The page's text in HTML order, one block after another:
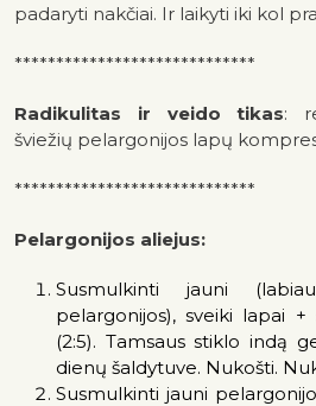
padaryti nakčiai. Ir laikyti iki kol
*****************************
Radikulitas ir veido tikas:
šviežių pelargonijos lapų
*****************************
Pelargonijos aliejus:
Susmulkinti jauni
pelargonijos), sveiki lapai +
(2:5). Tamsaus stiklo indą
dienų šaldytuve. Nukošti.
Susmulkinti jauni